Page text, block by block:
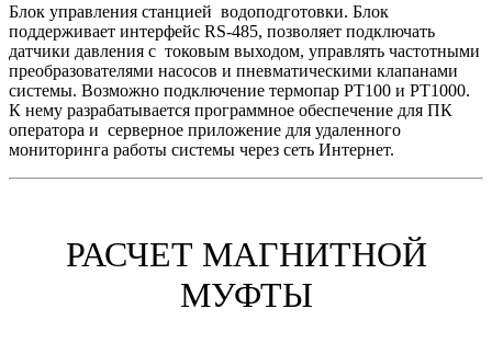
Блок управления станцией водоподготовки. Блок
поддерживает интерфейс RS-485, позволяет подключать
датчики давления с токовым выходом, управлять частотными
преобразователями насосов и пневматическими клапанами
системы. Возможно подключение термопар PT100 и РТ1000.
К нему разрабатывается программное обеспечение для ПК
оператора и серверное приложение для удаленного
мониторинга работы системы через сеть Интернет.
РАСЧЕТ МАГНИТНОЙ
МУФТЫ